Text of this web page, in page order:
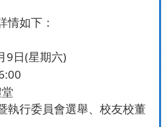
情如下：
9 日(星期六)
執行委員會選舉、校友校董